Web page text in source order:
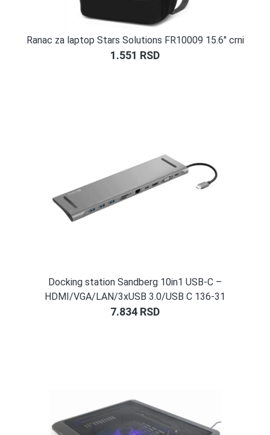
Ranac za laptop Stars Solutions FR10009 15.6″ crni
1.551 RSD
Docking station Sandberg 10in1 USB-C –
HDMI/VGA/LAN/3xUSB 3.0/USB C 136-31
7.834 RSD